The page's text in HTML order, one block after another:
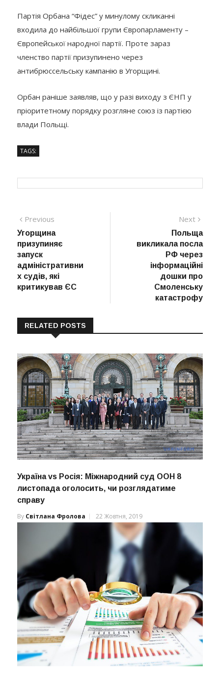
Партія Орбана “Фідес” у минулому скликанні
входила до найбільшої групи Європарламенту –
Європейської народної партії. Проте зараз
членство партії призупинено через
антибрюссельську кампанію в Угорщині.
Орбан раніше заявляв, що у разі виходу з ЄНП у
пріоритетному порядку розгляне союз із партією
влади Польщі.
TAGS:
Навігація
записів
Previous
post:
Угорщина
призупиняє
запуск
адміністративни
х судів, які
критикував ЄС
Next
post:
Польща
викликала посла
РФ через
інформаційні
дошки про
Смоленську
катастрофу
RELATED POSTS
Україна vs Росія: Міжнародний суд ООН 8
листопада оголосить, чи розглядатиме
справу
By Світлана Фролова 22 Жовтня, 2019